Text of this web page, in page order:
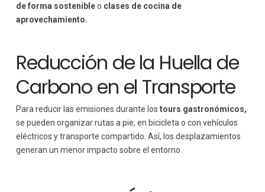
de forma sostenibleo clases de cocina de
aprovechamiento.
Reducción de la Huella de
Carbono en el Transporte
Para reducir las emisiones durante los tours gastronómicos,
se pueden organizar rutas a pie, en bicicleta o con vehículos
eléctricos y transporte compartido. Así, los desplazamientos
generan un menor impacto sobre el entorno.